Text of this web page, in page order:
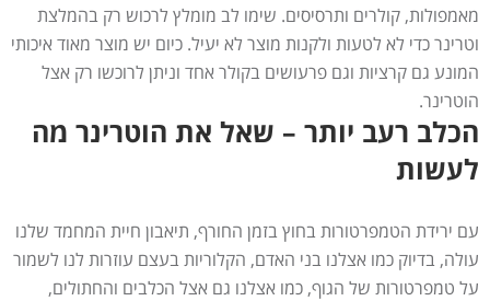
מאמפולות, קולרים ותרסיסים. שימו לב מומלץ לרכוש רק בהמלצת
וטרינר כדי לא לטעות ולקנות מוצר לא יעיל. כיום יש מוצר מאוד איכותי
המונע גם קרציות וגם פרעושים בקולר אחד וניתן לרוכשו רק אצל
הוטרינר.
הכלב רעב יותר – שאל את הוטרינר מה
לעשות
עם ירידת הטמפרטורות בחוץ בזמן החורף, תיאבון חיית המחמד שלנו
עולה, בדיוק כמו אצלנו בני האדם, הקלוריות בעצם עוזרות לנו לשמור
על טמפרטורות של הגוף, כמו אצלנו גם אצל הכלבים והחתולים,